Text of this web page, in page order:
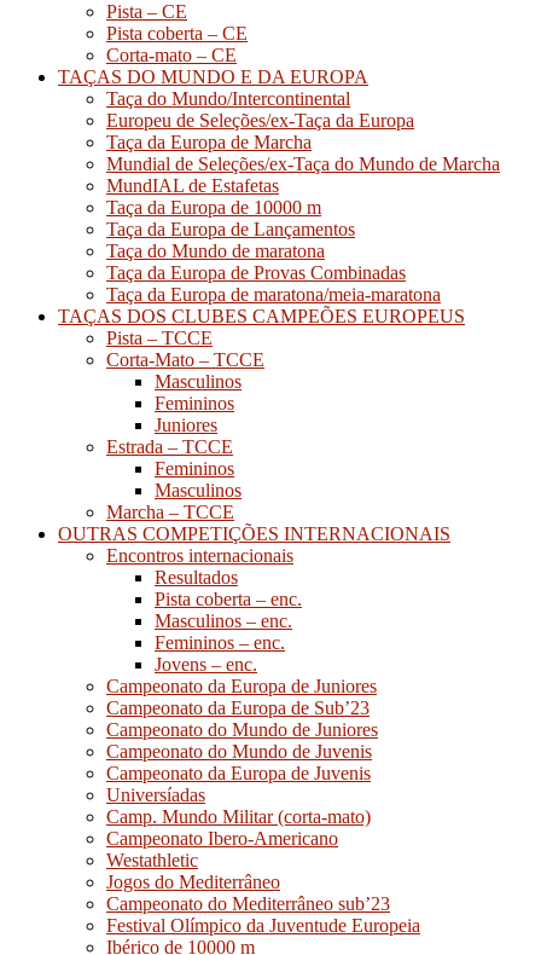
Pista – CE
Pista coberta – CE
Corta-mato – CE
TAÇAS DO MUNDO E DA EUROPA
Taça do Mundo/Intercontinental
Europeu de Seleções/ex-Taça da Europa
Taça da Europa de Marcha
Mundial de Seleções/ex-Taça do Mundo de Marcha
MundIAL de Estafetas
Taça da Europa de 10000 m
Taça da Europa de Lançamentos
Taça do Mundo de maratona
Taça da Europa de Provas Combinadas
Taça da Europa de maratona/meia-maratona
TAÇAS DOS CLUBES CAMPEÕES EUROPEUS
Pista – TCCE
Corta-Mato – TCCE
Masculinos
Femininos
Juniores
Estrada – TCCE
Femininos
Masculinos
Marcha – TCCE
OUTRAS COMPETIÇÕES INTERNACIONAIS
Encontros internacionais
Resultados
Pista coberta – enc.
Masculinos – enc.
Femininos – enc.
Jovens – enc.
Campeonato da Europa de Juniores
Campeonato da Europa de Sub’23
Campeonato do Mundo de Juniores
Campeonato do Mundo de Juvenis
Campeonato da Europa de Juvenis
Universíadas
Camp. Mundo Militar (corta-mato)
Campeonato Ibero-Americano
Westathletic
Jogos do Mediterrâneo
Campeonato do Mediterrâneo sub’23
Festival Olímpico da Juventude Europeia
Ibérico de 10000 m